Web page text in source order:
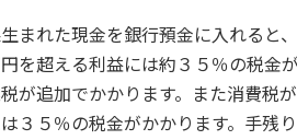
まれた現金を銀行預金に入れると
を超える利益には約３５％の税金
が追加でかかります。また消費税
３５％の税金がかかります。手残